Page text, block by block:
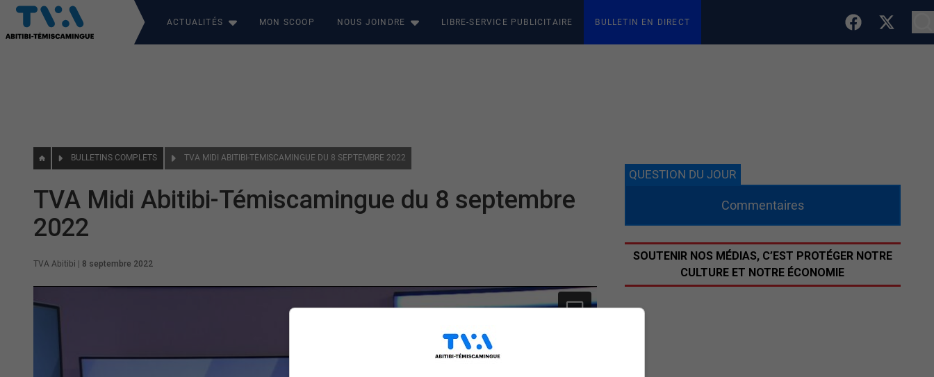
ACTUALITÉS MON SCOOP NOUS JOINDRE LIBRE-SERVICE PUBLICITAIRE BULLETIN EN DIRECT
BULLETINS COMPLETS TVA MIDI ABITIBI-TÉMISCAMINGUE DU 8 SEPTEMBRE 2022
TVA Midi Abitibi-Témiscamingue du 8 septembre
2022
TVA Abitibi 8 septembre 2022
QUESTION DU JOUR
Commentaires
SOUTENIR NOS MÉDIAS, C’EST PROTÉGER NOTRE
CULTURE ET NOTRE ÉCONOMIE